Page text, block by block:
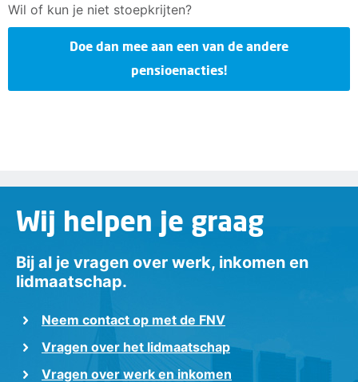
Wil of kun je niet stoepkrijten?
Doe dan mee aan een van de andere
pensioenacties!
Wij helpen je graag
Bij al je vragen over werk, inkomen en
lidmaatschap.
Neem contact op met de FNV
Vragen over het lidmaatschap
Vragen over werk en inkomen